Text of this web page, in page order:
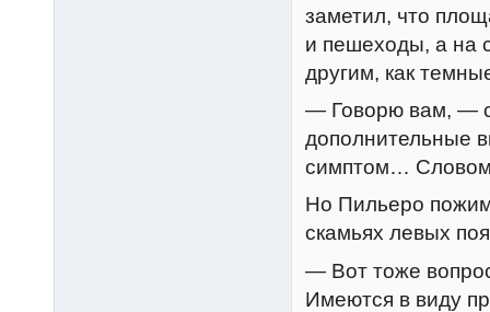
заметил, что
и пешеходы, а на
другим, как
— Говорю вам, —
дополнительные
симптом…
Но Пильеро
скамьях левых
— Вот тоже
Имеются в виду